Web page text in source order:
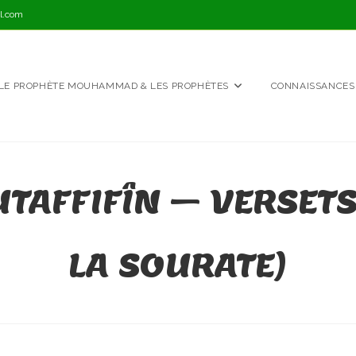
PROPHÈTE MOUHAMMAD & LES PROPHÈTES
–
LA SOURATE)